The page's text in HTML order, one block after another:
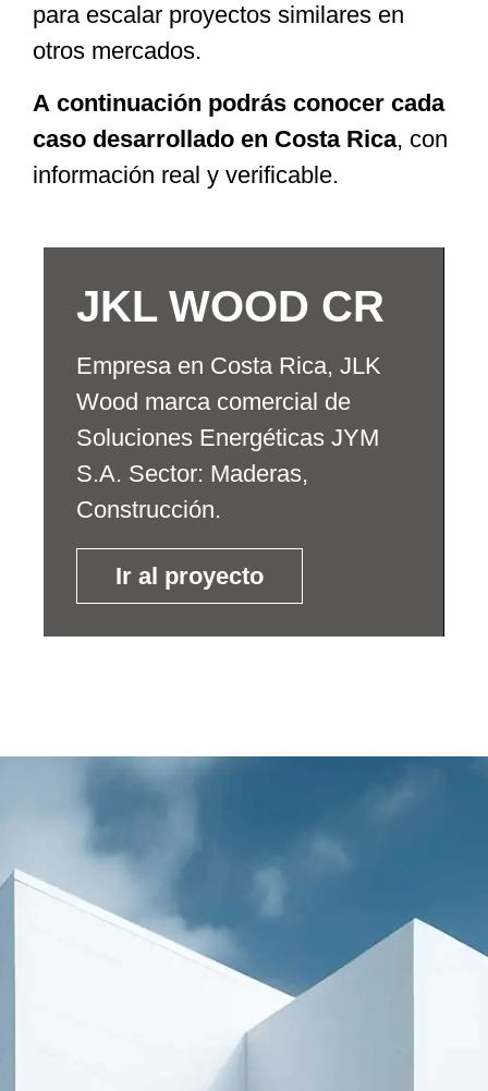
para escalar proyectos similares en
otros mercados.
A continuación podrás conocer cada
caso desarrollado en Costa Rica, con
información real y verificable.
JKL WOOD CR
Empresa en Costa Rica, JLK
Wood marca comercial de
Soluciones Energéticas JYM
S.A. Sector: Maderas,
Construcción.
Ir al proyecto